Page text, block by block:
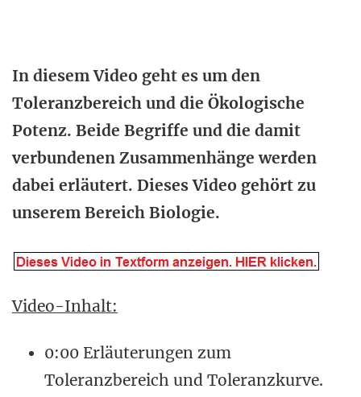
In diesem Video geht es um den
Toleranzbereich und die Ökologische
Potenz. Beide Begriffe und die damit
verbundenen Zusammenhänge werden
dabei erläutert. Dieses Video gehört zu
unserem Bereich Biologie.
Video-Inhalt:
0:00 Erläuterungen zum
Toleranzbereich und Toleranzkurve.